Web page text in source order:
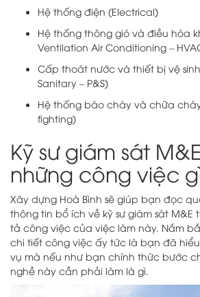
Hệ thống điện (Electrical)
Hệ thống thông gió và điều hòa
Ventilation Air Conditioning –
Cấp thoát nước và thiết bị vệ
Sanitary – P&S)
Hệ thống báo cháy và chữa cháy
fighting)
Kỹ sư giám sát
những công việc
Xây dựng Hoà Bình sẽ giúp bạn đọc
thông tin bổ ích về kỹ sư giám sát
tả công việc của việc làm này. Nắm
chi tiết công việc ấy tức là bạn đã
vụ mà nếu như bạn chính thức bước
nghề này cần phải làm là gì.